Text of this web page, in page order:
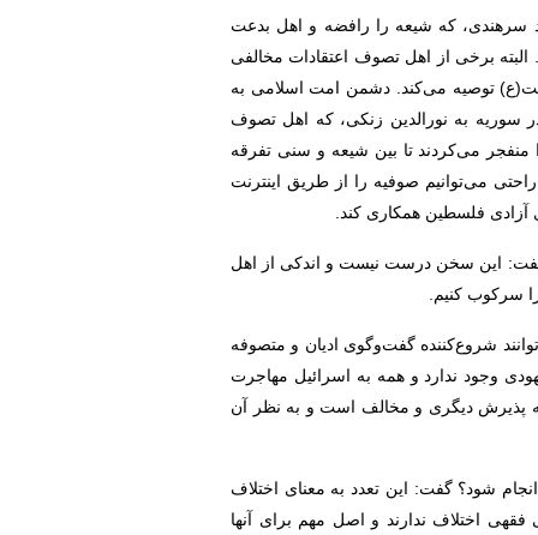
سرهندی، که شیعه را رافضه و اهل بدعت
برخی از اهل تصوف اعتقادات مخالفی
توصیه می‌کند. دشمن امت اسلامی به
سوریه به نورالدین زنکی، که اهل تصوف
می‌کردند تا بین شیعه و سنی تفرقه
می‌توانیم صوفیه را از طریق اینترنت
آزادی فلسطین همکاری کند.
گفت: این سخن درست نیست و اندکی از اهل
سرکوب کنیم.
شروع‌کننده گفت‌وگوی ادیان و متصوفه
وجود ندارد و همه به اسرائیل مهاجرت
پذیرش دیگری و مخالف است و به نظر آن
شود؟ گفت: این تعدد به معنای اختلاف
فقهی اختلاف ندارند و اصل مهم برای آنها